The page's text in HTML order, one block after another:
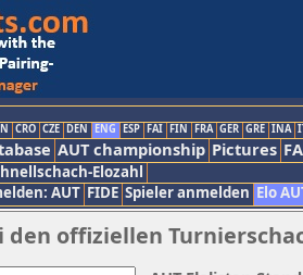
CRO CZE DEN ENG ESP FAI FIN FRA GER GRE INA
AUT championship Pictures
Elozahl
AUT FIDE Spieler anmelden Elo
offiziellen